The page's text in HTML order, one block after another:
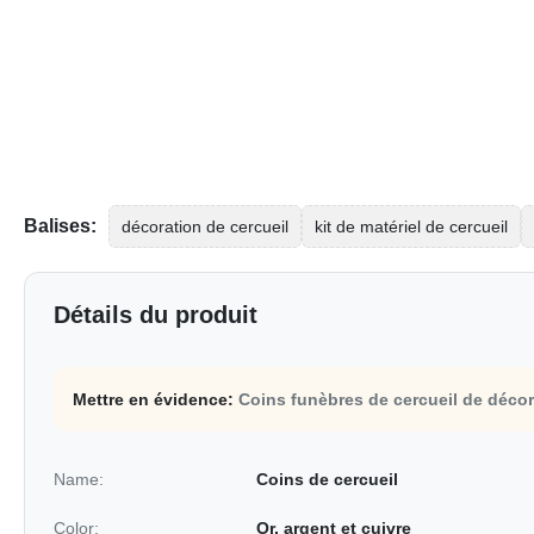
Balises: décoration de cercueil kit de matériel de cercueil
Détails du produit
Mettre en évidence: Coins funèbres de cercueil de
Name: Coins de cercueil
Color: Or, argent et cuivre